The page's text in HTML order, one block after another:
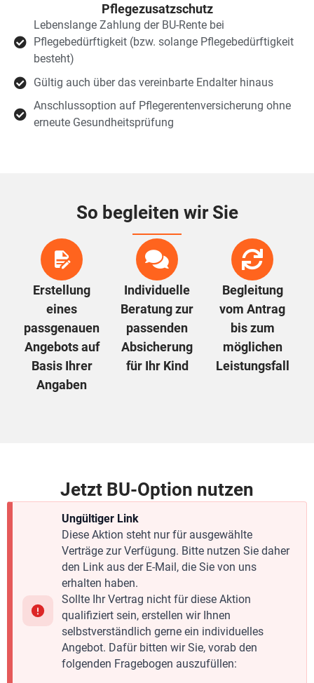
Pflegezusatzschutz
Lebenslange Zahlung der BU-Rente bei
Pflegebedürftigkeit (bzw. solange Pflegebedürftigkeit
besteht)
Gültig auch über das vereinbarte Endalter hinaus
Anschlussoption auf Pflegerentenversicherung ohne
erneute Gesundheitsprüfung
So begleiten wir Sie
Erstellung
eines
passgenauen
Angebots auf
Basis Ihrer
Angaben
Individuelle
Beratung zur
passenden
Absicherung
für Ihr Kind
Begleitung
vom Antrag
bis zum
möglichen
Leistungsfall
Jetzt BU-Option nutzen
Ungültiger Link
Diese Aktion steht nur für ausgewählte
Verträge zur Verfügung. Bitte nutzen Sie daher
den Link aus der E-Mail, die Sie von uns
erhalten haben.
Sollte Ihr Vertrag nicht für diese Aktion
qualifiziert sein, erstellen wir Ihnen
selbstverständlich gerne ein individuelles
Angebot. Dafür bitten wir Sie, vorab den
folgenden Fragebogen auszufüllen: